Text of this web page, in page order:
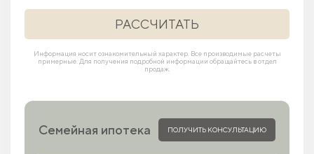
РАССЧИТАТЬ
Информация носит ознакомительный характер. Все производимые расчеты
примерные. Для получения подробной информации обращайтесь в отдел
продаж.
Семейная ипотека ПОЛУЧИТЬ КОНСУЛЬТАЦИЮ